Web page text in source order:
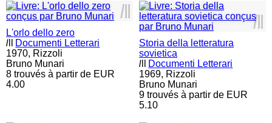
lll
L'orlo dello zero
l
Documenti Letterari
1970, Rizzoli
Bruno Munari
8 trouvés à partir de EUR
4.00
lll
Storia della letteratura
sovietica
l
Documenti Letterari
1969, Rizzoli
Bruno Munari
9 trouvés à partir de EUR
5.10